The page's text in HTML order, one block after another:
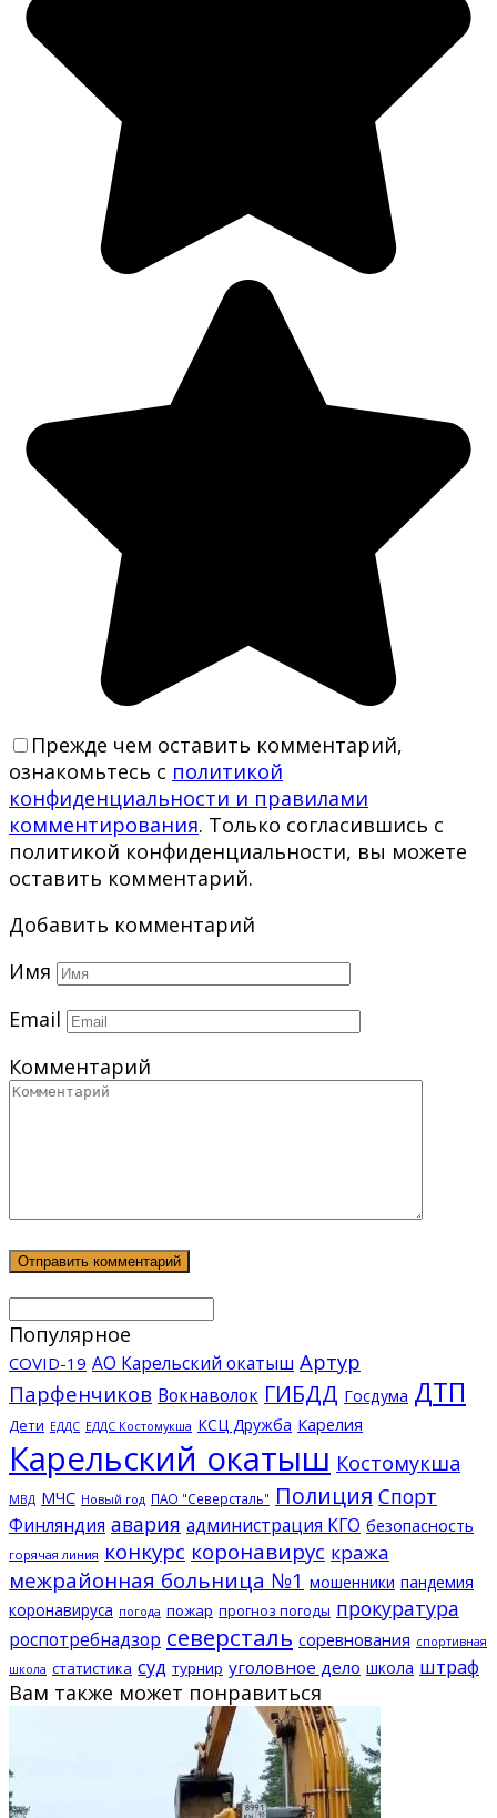
Прежде чем оставить комментарий,
ознакомьтесь с политикой
конфиденциальности и правилами
комментирования. Только согласившись с
политикой конфиденциальности, вы можете
оставить комментарий.
Добавить комментарий
Имя
Email
Комментарий
Популярное
COVID-19 АО Карельский окатыш Артур
Парфенчиков Вокнаволок ГИБДД Госдума ДТП
Дети ЕДДС ЕДДС Костомукша КСЦ Дружба Карелия
Карельский окатыш Костомукша
МВД МЧС Новый год ПАО "Северсталь" Полиция Спорт
Финляндия авария администрация КГО безопасность
горячая линия конкурс коронавирус кража
межрайонная больница №1 мошенники пандемия
коронавируса погода пожар прогноз погоды прокуратура
роспотребнадзор северсталь соревнования спортивная
школа статистика суд турнир уголовное дело школа штраф
Вам также может понравиться